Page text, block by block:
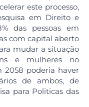
este processo,
em Direito e
das pessoas em
com capital aberto
mudar a situação
e mulheres no
2058 poderia haver
de ambos, de
para Politicas das